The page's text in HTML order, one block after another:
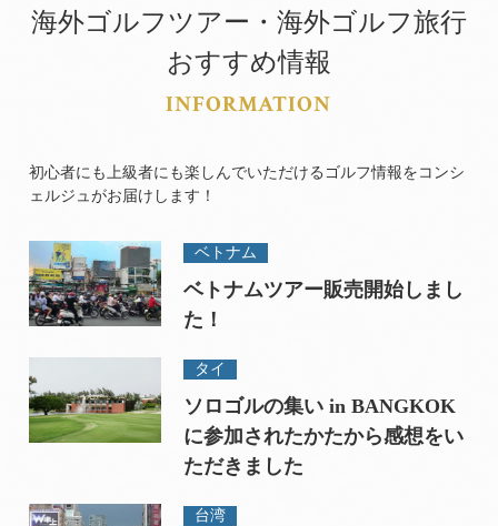
海外ゴルフツアー・海外ゴルフ旅行
おすすめ情報
INFORMATION
初心者にも上級者にも楽しんでいただけるゴルフ情報をコンシ
ェルジュがお届けします！
ベトナム
ベトナムツアー販売開始しまし
た！
タイ
ソロゴルの集い in BANGKOK
に参加されたかたから感想をい
ただきました
台湾